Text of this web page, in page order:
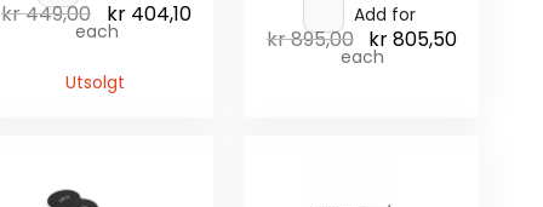
kr449,00 Opprinnelig
pris
kr404,10Nåværende
each
Utsolgt
Add for
kr895,00 Opprinnelig
pris
kr805,50
each